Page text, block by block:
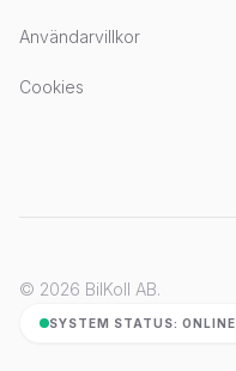
Användarvillkor
Cookies
© 2026 BilKoll AB.
SYSTEM STATUS: ONLINE